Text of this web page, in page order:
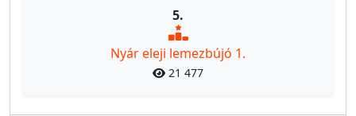
5.
Nyár eleji lemezbújó 1.
21 477